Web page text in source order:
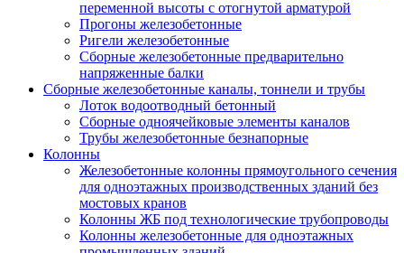
переменной высоты с отогнутой арматурой
Прогоны железобетонные
Ригели железобетонные
Сборные железобетонные предварительно
напряженные балки
Сборные железобетонные каналы, тоннели и трубы
Лоток водоотводный бетонный
Сборные одноячейковые элементы каналов
Трубы железобетонные безнапорные
Колонны
Железобетонные колонны прямоугольного сечения
для одноэтажных производственных зданий без
мостовых кранов
Колонны ЖБ под технологические трубопроводы
Колонны железобетонные для одноэтажных